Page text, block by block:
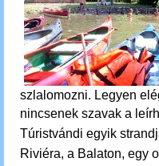
szlalomozni. Legyen
nincsenek szavak a
Túristvándi egyik
Riviéra, a Balaton, egy